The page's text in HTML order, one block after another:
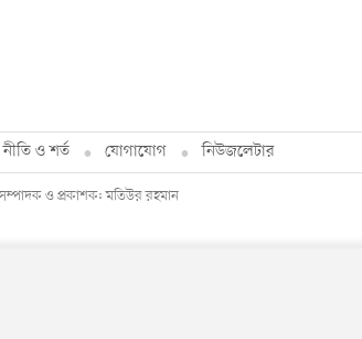
নীতি ও শর্ত যোগাযোগ নিউজলেটার
ও প্রকাশক: মতিউর রহমান